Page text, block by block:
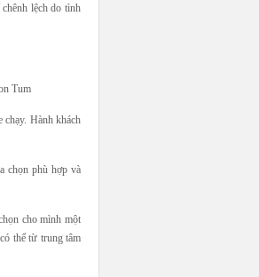
lệch do tình
Tum
Hành khách
chọn phù hợp và
cho mình một
thể từ trung tâm